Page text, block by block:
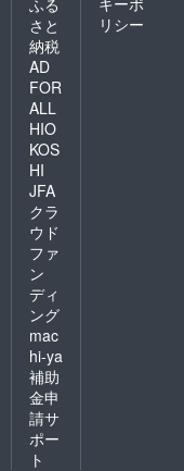
さと
納税
AD
FOR
ALL
HIO
KOS
HI
JFA
クラ
ウド
ファ
ン
ディ
ング
mac
hi-ya
補助
金申
請サ
ポー
ト
リシー